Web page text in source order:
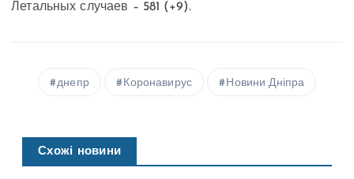
Летальных случаев – 581 (+9).
днепр Коронавирус Новини Дніпра
Схожі новини